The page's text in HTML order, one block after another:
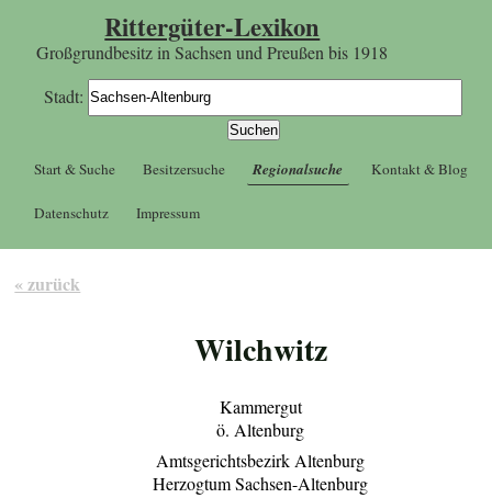
Rittergüter-Lexikon
Großgrundbesitz in Sachsen und Preußen bis 1918
Stadt:
Start & Suche Besitzersuche Regionalsuche Kontakt & Blog
Datenschutz Impressum
« zurück
Wilchwitz
Kammergut
ö. Altenburg
Amtsgerichtsbezirk Altenburg
Herzogtum Sachsen-Altenburg